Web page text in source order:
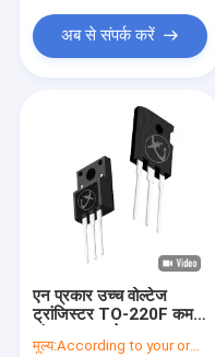
अब से संपर्क करें
एन प्रकार उच्च वोल्टेज
ट्रांजिस्टर TO-220F कम
मूल्य:According to your order requirement